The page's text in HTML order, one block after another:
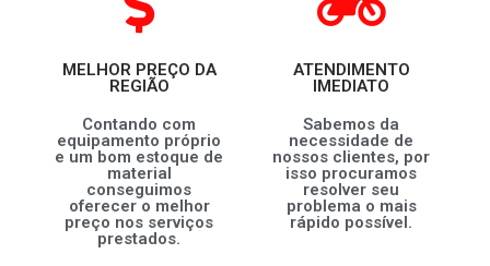
MELHOR PREÇO DA
REGIÃO
Contando com
equipamento próprio
e um bom estoque de
material
conseguimos
oferecer o melhor
preço nos serviços
prestados.
ATENDIMENTO
IMEDIATO
Sabemos da
necessidade de
nossos clientes, por
isso procuramos
resolver seu
problema o mais
rápido possível.